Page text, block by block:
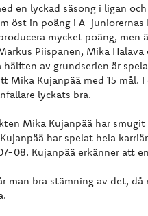
en lyckad säsong i ligan
öst in poäng i A-juniorernas
mycket poäng, men
Piispanen, Mika Halava
hälften av grundserien är
Mika Kujanpää med 15 mål.
lyckats bra.
Mika Kujanpää har
har spelat hela
08. Kujanpää erkänner att
man bra stämning av det, då